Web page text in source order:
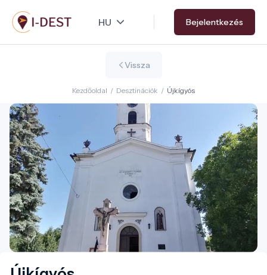
Ugrás
a
tartalomra
Bejelentkezés
Vissza
Kezdőoldal / Desztinációk / Újkígyós